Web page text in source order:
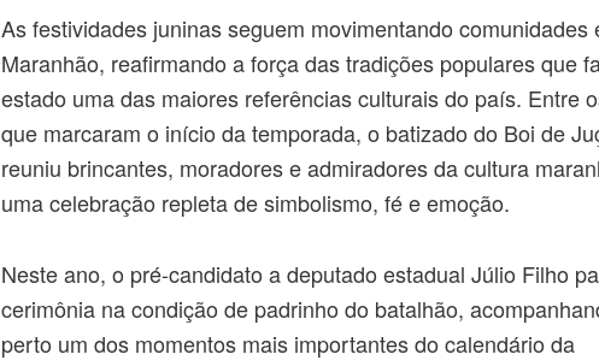
As festividades juninas seguem movimentando comunidades
Maranhão, reafirmando a força das tradições populares que
estado uma das maiores referências culturais do país. Entre
que marcaram o início da temporada, o batizado do Boi de
reuniu brincantes, moradores e admiradores da cultura
uma celebração repleta de simbolismo, fé e emoção.
Neste ano, o pré-candidato a deputado estadual Júlio Filho
cerimônia na condição de padrinho do batalhão,
perto um dos momentos mais importantes do calendário da